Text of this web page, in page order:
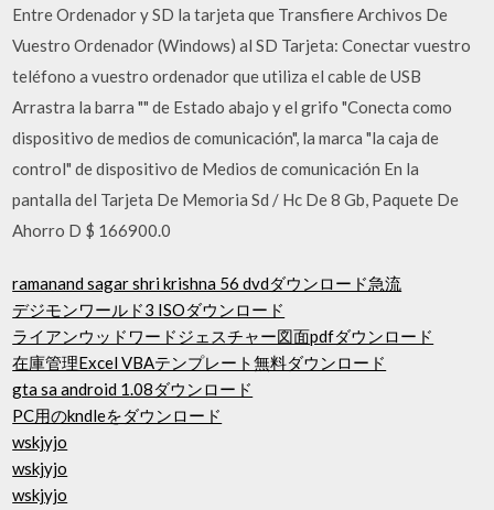
Entre Ordenador y SD la tarjeta que Transfiere Archivos De
Vuestro Ordenador (Windows) al SD Tarjeta: Conectar vuestro
teléfono a vuestro ordenador que utiliza el cable de USB
Arrastra la barra "" de Estado abajo y el grifo "Conecta como
dispositivo de medios de comunicación", la marca "la caja de
control" de dispositivo de Medios de comunicación En la
pantalla del Tarjeta De Memoria Sd / Hc De 8 Gb, Paquete De
Ahorro D $ 166900.0
ramanand sagar shri krishna 56 dvdダウンロード急流
デジモンワールド3 ISOダウンロード
ライアンウッドワードジェスチャー図面pdfダウンロード
在庫管理Excel VBAテンプレート無料ダウンロード
gta sa android 1.08ダウンロード
PC用のkndleをダウンロード
wskjyjo
wskjyjo
wskjyjo